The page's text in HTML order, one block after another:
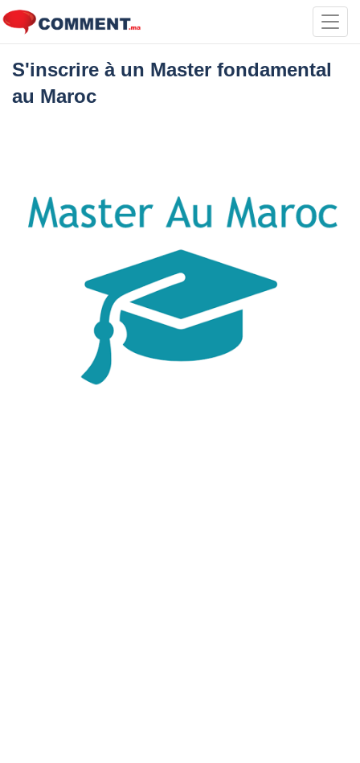
S'inscrire à un Master fondamental
au Maroc